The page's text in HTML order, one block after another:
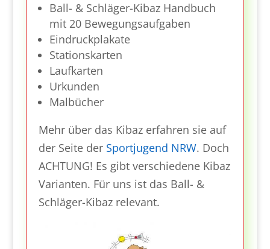
Ball- & Schläger-Kibaz Handbuch
mit 20 Bewegungsaufgaben
Eindruckplakate
Stationskarten
Laufkarten
Urkunden
Malbücher
Mehr über das Kibaz erfahren sie auf
der Seite der Sportjugend NRW. Doch
ACHTUNG! Es gibt verschiedene Kibaz
Varianten. Für uns ist das Ball- &
Schläger-Kibaz relevant.